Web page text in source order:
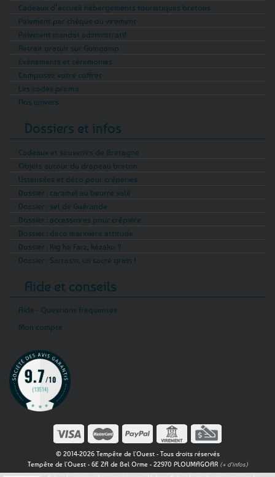
Cadeaux d’accueil hébergements touristiques bretons
Paiement par chèque ou virement
Paiement mandat administratif
Retrait gratuit sur Guingamp
Evénements et cérémonies
Composez votre coffret
Les codes promo
Nos univers
Dossiers et infos
Cadeaux et souvenirs de Bretagne
Objets autour du drapeau breton
Ustensiles et déco pour crêperies
Dossier : caramel au beurre salé
Dossier : sel de Guérande
Dossier : accessoires pour crêpière
Dossier : déco marinière attitude
Dossier : Kig ha Farz, kézako ?
Dossier : Sarrasin, un sacré grain !
Aide et conseils
Aide - Questions fréquentes
Mon compte
© 2014-2026 Tempête de l'Ouest - Tous droits réservés
Tempête de l'Ouest - 6E ZA de Bel Orme - 22970 PLOUMAGOAR (+ d'infos)